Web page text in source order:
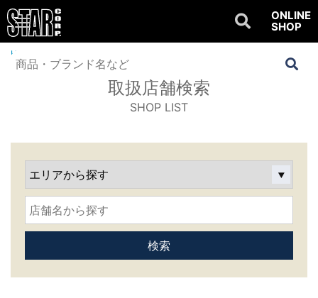
ONLINE
SHOP
Home
取扱店舗検索
SHOP LIST